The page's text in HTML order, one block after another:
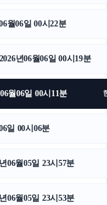
네이버 검색광고
월06일 00시22분
년06월06일 00시19분
월06일 00시11분
일 00시06분
06월05일 23시57분
06월05일 23시53분